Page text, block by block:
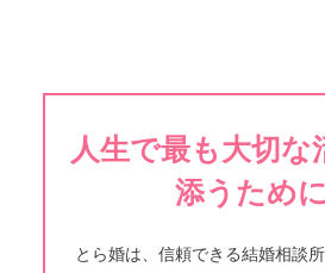
人生で最も大切な
添うために
とら婚は、信頼できる結婚相談